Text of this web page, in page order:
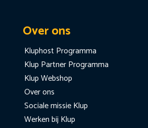
Over ons
Kluphost Programma
Klup Partner Programma
Klup Webshop
Over ons
Sociale missie Klup
Werken bij Klup